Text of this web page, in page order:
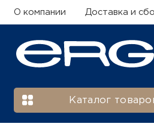
О компании Доставка и
Каталог